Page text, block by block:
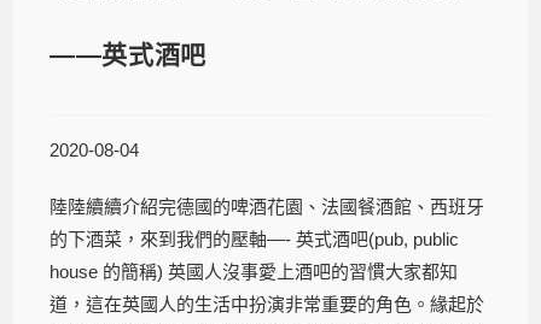
——英式酒吧
2020-08-04
陸陸續續介紹完德國的啤酒花園、法國餐酒館、西班牙
的下酒菜，來到我們的壓軸—- 英式酒吧(pub, public
house 的簡稱) 英國人沒事愛上酒吧的習慣大家都知
道，這在英國人的生活中扮演非常重要的角色。緣起於